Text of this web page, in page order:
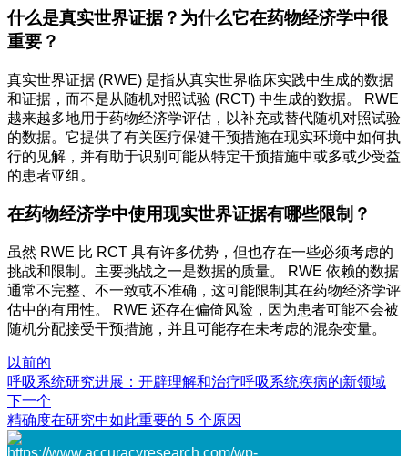
什么是真实世界证据？为什么它在药物经济学中很
重要？
真实世界证据 (RWE) 是指从真实世界临床实践中生成的数据
和证据，而不是从随机对照试验 (RCT) 中生成的数据。 RWE
越来越多地用于药物经济学评估，以补充或替代随机对照试验
的数据。它提供了有关医疗保健干预措施在现实环境中如何执
行的见解，并有助于识别可能从特定干预措施中或多或少受益
的患者亚组。
在药物经济学中使用现实世界证据有哪些限制？
虽然 RWE 比 RCT 具有许多优势，但也存在一些必须考虑的
挑战和限制。主要挑战之一是数据的质量。 RWE 依赖的数据
通常不完整、不一致或不准确，这可能限制其在药物经济学评
估中的有用性。 RWE 还存在偏倚风险，因为患者可能不会被
随机分配接受干预措施，并且可能存在未考虑的混杂变量。
以前的
呼吸系统研究进展：开辟理解和治疗呼吸系统疾病的新领域
下一个
精确度在研究中如此重要的 5 个原因